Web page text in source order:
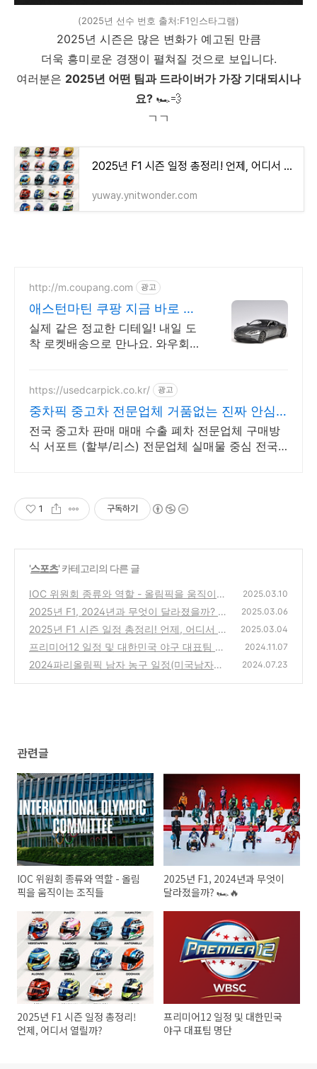
(2025년 선수 번호 출처:F1인스타그램)
2025년 시즌은 많은 변화가 예고된 만큼
더욱 흥미로운 경쟁이 펼쳐질 것으로 보입니다.
여러분은 2025년 어떤 팀과 드라이버가 가장 기대되시나
요? 🏎️💨
ㄱㄱ
2025년 F1 시즌 일정 총정리! 언제, 어디서 열릴까?
yuway.ynitwonder.com
http://m.coupang.com 광고
애스턴마틴 쿠팡 지금 바로 소
장하세요
실제 같은 정교한 디테일! 내일 도
착 로켓배송으로 만나요. 와우회원
https://usedcarpick.co.kr/ 광고
중차픽 중고차 전문업체 거품없는 진짜 안심
거래
전국 중고차 판매 매매 수출 폐차 전문업체 구매방
식 서포트 (할부/리스) 전문업체 실매물 중심 전국
1 구독하기
'스포츠' 카테고리의 다른 글
IOC 위원회 종류와 역할 - 올림픽을 움직이는
조직들
(0)
2025.03.10
2025년 F1, 2024년과 무엇이 달라졌을까? 🏎️
🔥
(3)
2025.03.06
2025년 F1 시즌 일정 총정리! 언제, 어디서 열
릴까?
(2)
2025.03.04
프리미어12 일정 및 대한민국 야구 대표팀 명
단
(3)
2024.11.07
2024파리올림픽 남자 농구 일정(미국남자대
2024.07.23
관련글
IOC 위원회 종류와 역할 - 올림
픽을 움직이는 조직들
2025년 F1, 2024년과 무엇이
달라졌을까? 🏎️🔥
2025년 F1 시즌 일정 총정리!
언제, 어디서 열릴까?
프리미어12 일정 및 대한민국
야구 대표팀 명단